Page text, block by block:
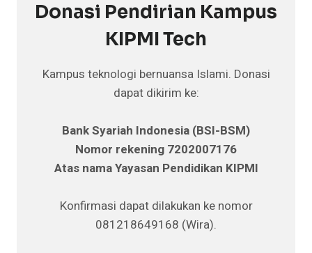
Donasi Pendirian Kampus
KIPMI Tech
Kampus teknologi bernuansa Islami. Donasi
dapat dikirim ke:
Bank Syariah Indonesia (BSI-BSM)
Nomor rekening 7202007176
Atas nama Yayasan Pendidikan KIPMI
Konfirmasi dapat dilakukan ke nomor
081218649168 (Wira).